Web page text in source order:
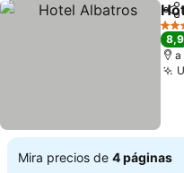
3
8,9
a
Mira precios de 4 páginas